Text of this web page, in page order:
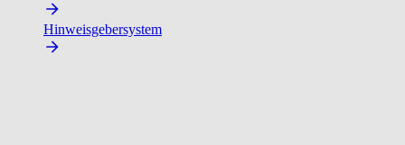
Hinweisgebersystem